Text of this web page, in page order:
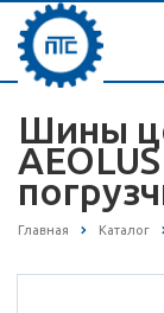
Шины
Главная Каталог